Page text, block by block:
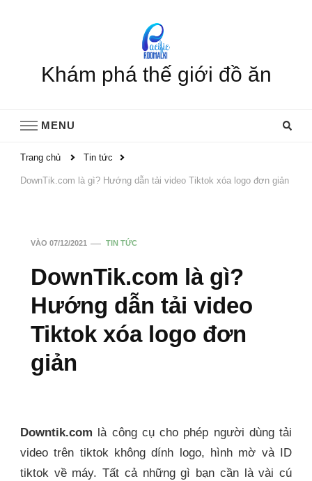
Khám phá thế giới đồ ăn
MENU
Trang chủ Tin tức
DownTik.com là gì? Hướng dẫn tải video Tiktok xóa logo đơn giản
VÀO 07/12/2021 TIN TỨC
DownTik.com là gì?
Hướng dẫn tải video
Tiktok xóa logo đơn
giản
Downtik.com là công cụ cho phép người dùng tải
video trên tiktok không dính logo, hình mờ và ID
tiktok về máy. Tất cả những gì bạn cần là vài cú